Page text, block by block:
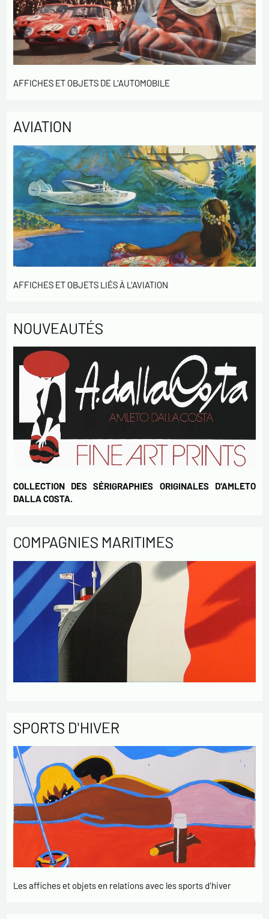
AFFICHES ET OBJETS DE L'AUTOMOBILE
AVIATION
AFFICHES ET OBJETS LIÉS À L'AVIATION
NOUVEAUTÉS
COLLECTION DES SÉRIGRAPHIES ORIGINALES D'AMLETO
DALLA COSTA.
COMPAGNIES MARITIMES
SPORTS D'HIVER
Les affiches et objets en relations avec les sports d'hiver